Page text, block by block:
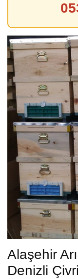
Alaşehir
Denizli